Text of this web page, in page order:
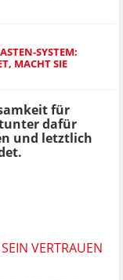
SYSTEM:
MACHT SIE
für
dafür
und letztlich
VERTRAUEN